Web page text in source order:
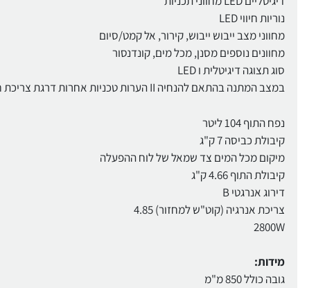
נוריות חיווי LED
מחווני מצב ייבוש ייבוש, קירור, אל קמט/סיום
מחוונים נוספים מסנן, מכל מים, קונדנסור
סוג תצוגה דיגיטלית ו LED
במצב המתנה בהתאם להנחיה II הערות טכניות אחרות דרגת צריכת חשמל W26/2012
נפח התוף 104 ליטר
קיבולת כביסה 7 ק"ג
מיקום מכל המים צד שמאל של לוח ההפעלה
קיבולת התוף 4.66 ק"ג
דירוג אנרגטי B
צריכת אנרגיה (קוט"ש למחזור) 4.85
2800W
מידות:
גובה כולל 850 מ"מ